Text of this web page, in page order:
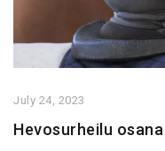
July 24, 2023
Hevosurheilu